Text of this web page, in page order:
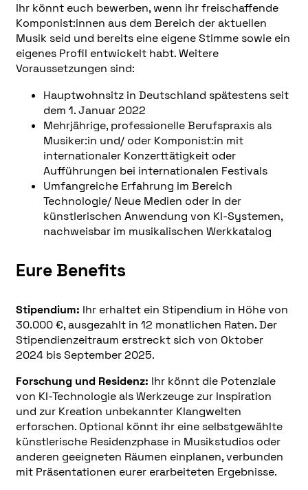
Ihr könnt euch bewerben, wenn ihr freischaffende
Komponist:innen aus dem Bereich der aktuellen
Musik seid und bereits eine eigene Stimme sowie ein
eigenes Profil entwickelt habt. Weitere
Voraussetzungen sind:
Hauptwohnsitz in Deutschland spätestens seit
dem 1. Januar 2022
Mehrjährige, professionelle Berufspraxis als
Musiker:in und/ oder Komponist:in mit
internationaler Konzerttätigkeit oder
Aufführungen bei internationalen Festivals
Umfangreiche Erfahrung im Bereich
Technologie/ Neue Medien oder in der
künstlerischen Anwendung von KI-Systemen,
nachweisbar im musikalischen Werkkatalog
Eure Benefits
Stipendium: Ihr erhaltet ein Stipendium in Höhe von
30.000 €, ausgezahlt in 12 monatlichen Raten. Der
Stipendienzeitraum erstreckt sich von Oktober
2024 bis September 2025.
Forschung und Residenz: Ihr könnt die Potenziale
von KI-Technologie als Werkzeuge zur Inspiration
und zur Kreation unbekannter Klangwelten
erforschen. Optional könnt ihr eine selbstgewählte
künstlerische Residenzphase in Musikstudios oder
anderen geeigneten Räumen einplanen, verbunden
mit Präsentationen eurer erarbeiteten Ergebnisse.